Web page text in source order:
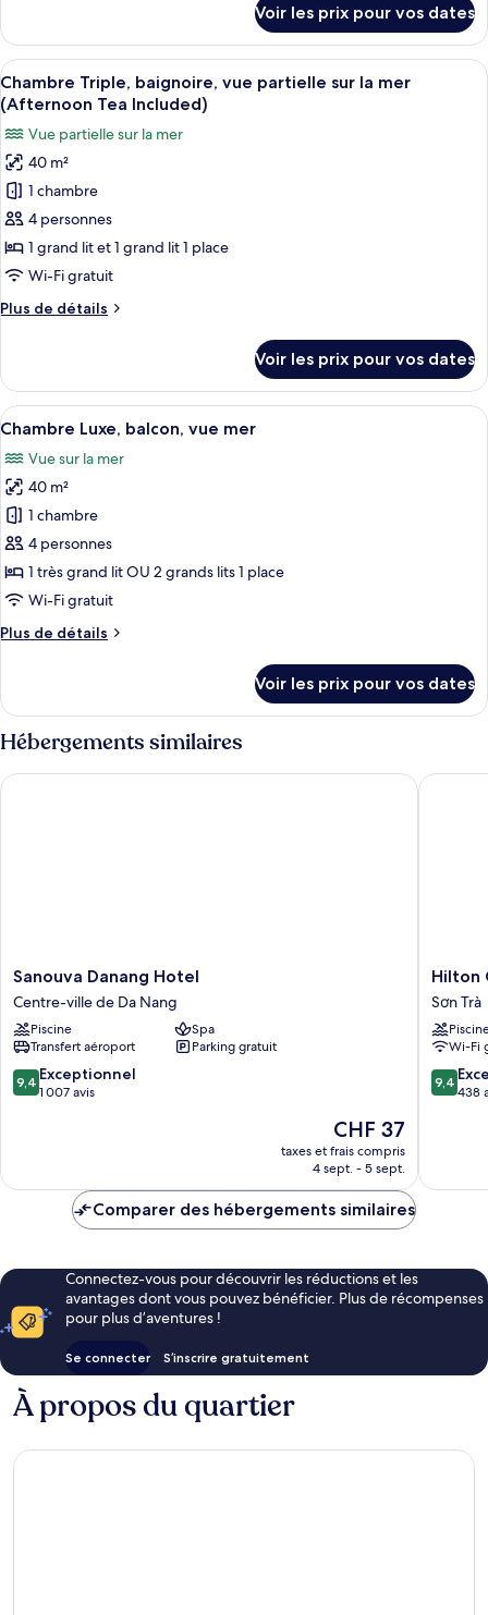
avec
lits
jumeaux,
baignoire
(Window,
Afternoon
Tea
included)
le
type
de
chambre
Chambre
Deluxe
avec
lits
jumeaux,
baignoire
Afternoon
Tea
Voir les prix pour vos dates
Afficher
toutes
les
photos
pour
ce
type
de
chambre :
Triple,
partielle
sur
mer
(Afternoon
Tea
Included)
Une chambre d’hôtel avec un grand
11
Chambre Triple, baignoire, vue partielle sur la mer
(Afternoon Tea Included)
Vue partielle sur la mer
40 m²
1 chambre
4 personnes
1 grand lit et 1 grand lit 1 place
Wi-Fi gratuit
Plus de détails
Plus
le
type
de
Chambre
Triple,
baignoire,
vue
partielle
sur
la
mer
Tea
Voir les prix pour vos dates
Afficher
toutes
les
photos
pour
ce
type
de
chambre :
Chambre
vue
mer
Un espace piscine avec des chaises
13
Chambre Luxe, balcon, vue mer
Vue sur la mer
40 m²
1 chambre
4 personnes
1 très grand lit OU 2 grands lits 1 place
Wi-Fi gratuit
Plus de détails
Plus
le
type
de
Chambre
Voir les prix pour vos dates
Hébergements similaires
Sanouva
Danang
Hotel
Centre-
ville
de
Da
Sanouva Danang Hotel
Centre-ville de Da Nang
Piscine
Spa
Transfert aéroport
Parking gratuit
9.4
sur
9,4 Exceptionnel
1 007 avis
Le
nouveau
prix
de
CHF 37
taxes et frais compris
4 sept. - 5 sept.
Sanouva Danang Hotel
Hilton
Garden
Inn
Da
Nang
Sơn
Trà
Hilton
Sơn Trà
Wi-Fi
9.4
sur
9,4
438
Hilton
Comparer des hébergements similaires
Connectez-vous pour découvrir les réductions et les
avantages dont vous pouvez bénéficier. Plus de récompenses
pour plus d’aventures !
Se connecter S’inscrire gratuitement
À propos du quartier